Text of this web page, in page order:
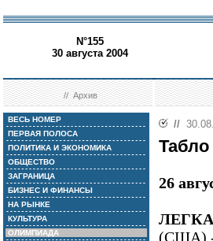
N°155
30 августа 2004
//Архив
ВЕСЬ НОМЕР
ПЕРВАЯ ПОЛОСА
ПОЛИТИКА И ЭКОНОМИКА
ОБЩЕСТВО
ЗАГРАНИЦА
БИЗНЕС И ФИНАНСЫ
НА РЫНКЕ
КУЛЬТУРА
ОЛИМПИАДА
//
Табло
26
(США)